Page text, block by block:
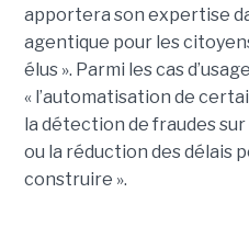
apportera son expertise
agentique pour les
élus ». Parmi les cas
« l’automatisation de
la détection de fraudes
ou la réduction des délais
construire ».